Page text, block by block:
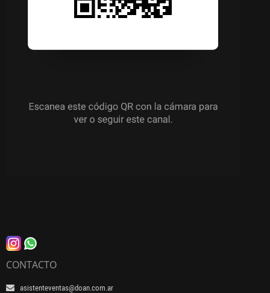
CONTACTO
asistenteventas@doan.com.ar